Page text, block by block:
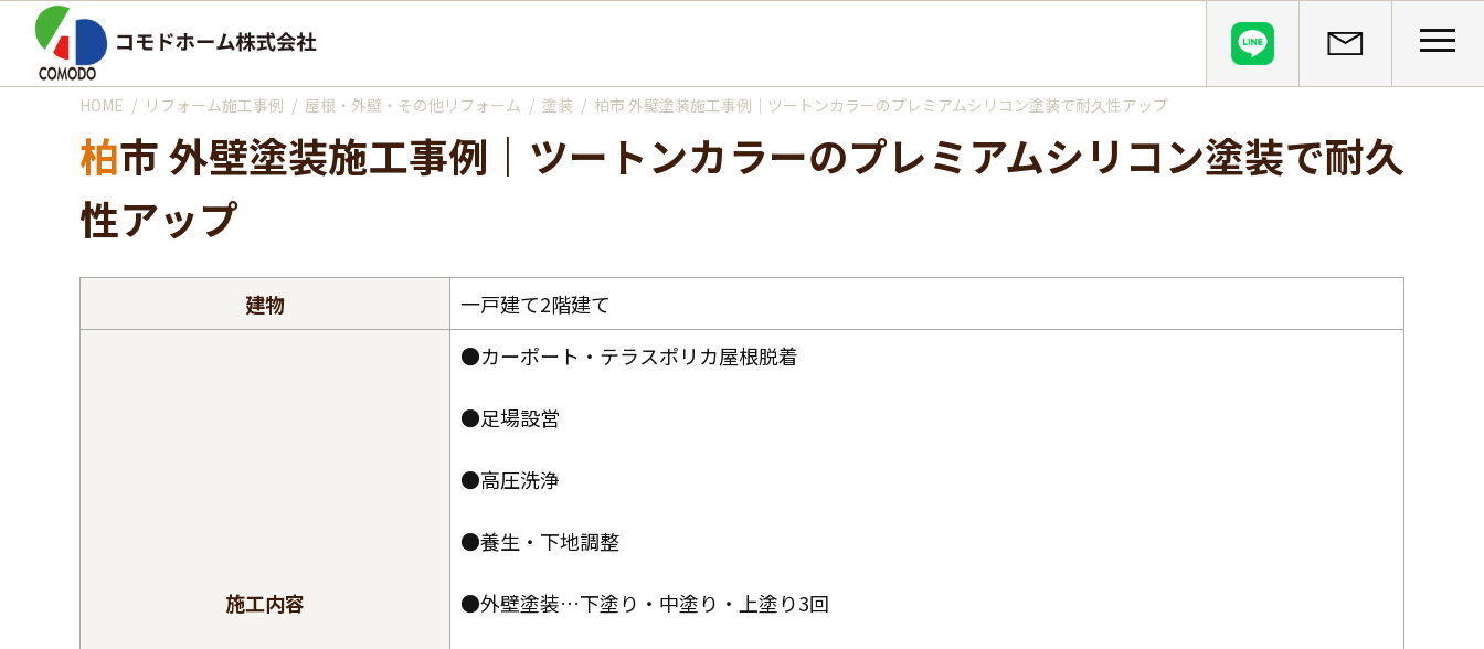
HOME リフォーム施工事例 屋根・外壁・その他リフォーム 塗装 柏市 外壁塗装施工事例｜ツートンカラーのプレミアムシリコン塗装で耐久性アップ
柏市 外壁塗装施工事例｜ツートンカラーのプレミアムシリコン塗装で耐久
性アップ
建物 一戸建て2階建て
施工内容
●カーポート・テラスポリカ屋根脱着
●足場設営
●高圧洗浄
●養生・下地調整
●外壁塗装…下塗り・中塗り・上塗り3回